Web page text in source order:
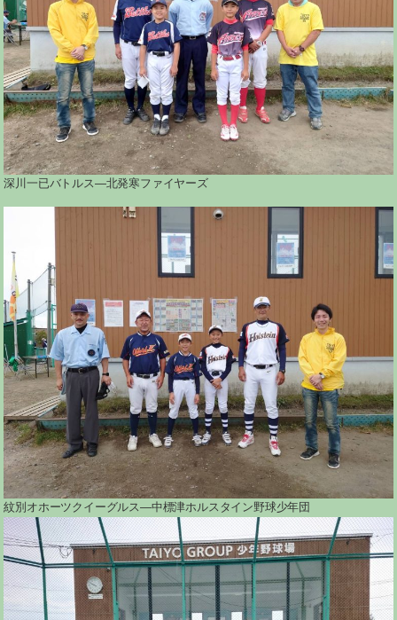
深川一已バトルス―北発寒ファイヤーズ
紋別オホーツクイーグルス―中標津ホルスタイン野球少年団